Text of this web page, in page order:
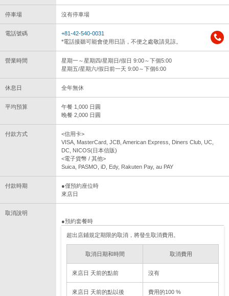
停車場 沒有停車場
電話號碼
+81-42-540-0031
*電話接聽可能會使用日語，不便之處敬請見諒。
營業時間
星期一～星期四/星期日/假日 9:00～下個5:00
星期五/星期六/假日前一天 9:00～下個6:00
休息日 全年無休
平均預算
午餐 1,000 日圓
晚餐 2,000 日圓
付款方式
<信用卡>
VISA, MasterCard, JCB, American Express, Diners Club, UC,
DC, NICOS(日本信販)
<電子貨幣 / 其他>
Suica, PASMO, iD, Edy, Rakuten Pay, au PAY
付款時期
●僅預約座位時
來店日
取消說明
●預約套餐時
超出店鋪規定期限的取消，將發生取消費用。
取消日期和時間 取消費用
來店日 天前的點前 沒有
來店日 天前的點以後 費用的100 %